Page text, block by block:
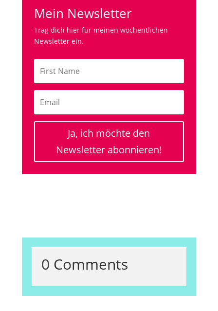
Mein Newsletter
Trag dich hier für meinen wöchentlichen
Newsletter ein.
Ja, ich möchte den
Newsletter abonnieren!
0 Comments